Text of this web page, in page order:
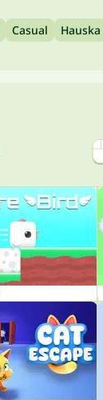
Casual Hauska